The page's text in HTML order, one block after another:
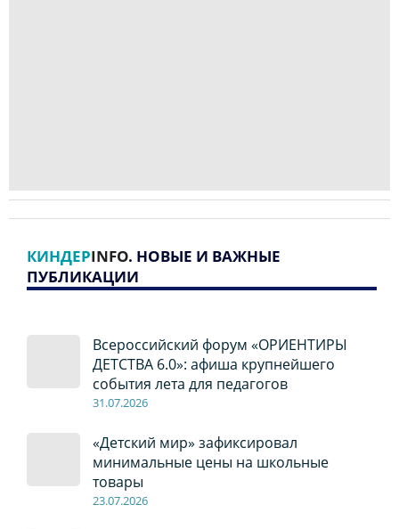
КИНДЕРINFO. НОВЫЕ И ВАЖНЫЕ
ПУБЛИКАЦИИ
Всероссийский форум «ОРИЕНТИРЫ
ДЕТСТВА 6.0»: афиша крупнейшего
события лета для педагогов
31.07.2026
«Детский мир» зафиксировал
минимальные цены на школьные
товары
23.07.2026